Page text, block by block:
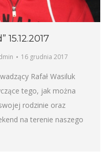
15.12.2017
16 grudnia 2017
Rafał Wasiluk
tego, jak można
rodzinie oraz
na terenie naszego